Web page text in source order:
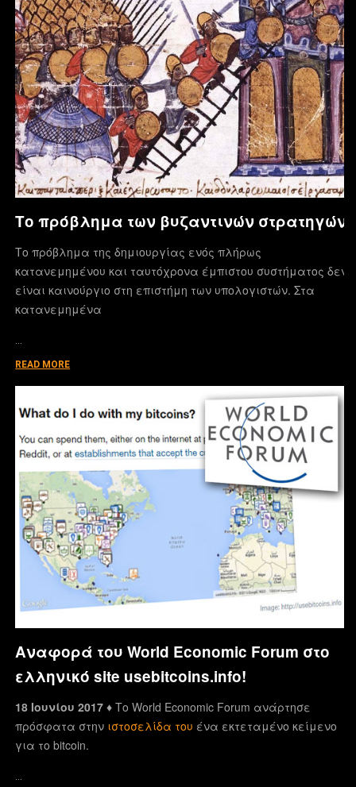
Το πρόβλημα των βυζαντινών στρατηγών
Το πρόβλημα της δημιουργίας ενός πλήρως
κατανεμημένου και ταυτόχρονα έμπιστου συστήματος δεν
είναι καινούργιο στη επιστήμη των υπολογιστών. Στα
κατανεμημένα
READ MORE
Αναφορά του World Economic Forum στο
ελληνικό site usebitcoins.info!
18 Ιουνίου 2017 ♦Το World Economic Forum ανάρτησε
πρόσφατα στην ιστοσελίδα του ένα εκτεταμένο κείμενο
για το bitcoin.